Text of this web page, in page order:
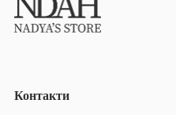
Контакти